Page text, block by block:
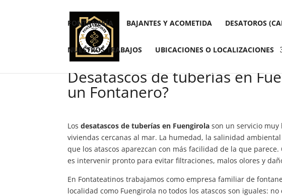
FONTANERÍA BAJANTES Y ACOMETIDA DESATOROS
NUESTROS TRABAJOS UBICACIONES O LOCALIZACIONES
Desatascos de tuberías en
un Fontanero?
Losdesatascos de tuberías en Fuengirola son un servicio muy
viviendas cercanas al mar. La humedad, la salinidad
que los atascos aparezcan con más facilidad de la que
es intervenir pronto para evitar filtraciones, malos olores y
En Fontateatinos trabajamos como empresa familiar de
localidad como Fuengirola no todos los atascos son iguales: